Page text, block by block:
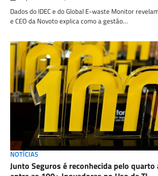
Dados do IDEC e do Global E-waste Monitor
e CEO da Novoto explica como a gestão…
NOTÍCIAS
Junto Seguros é reconhecida pelo